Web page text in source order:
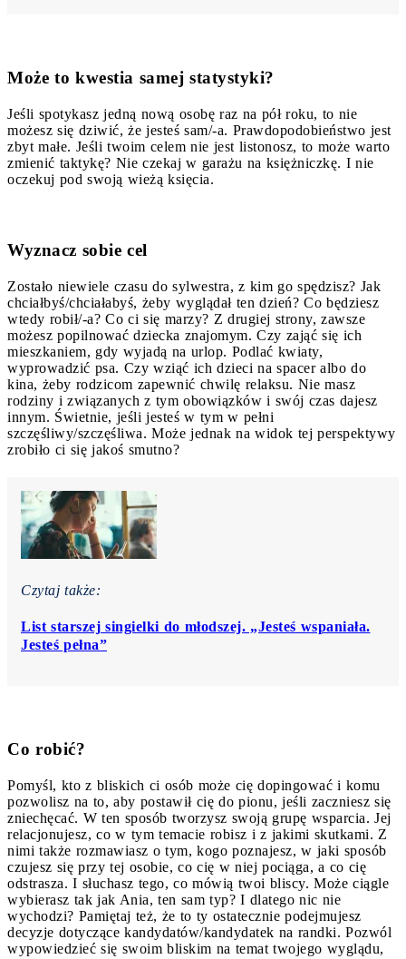
Może to kwestia samej statystyki?
Jeśli spotykasz jedną nową osobę raz na pół roku, to nie
możesz się dziwić, że jesteś sam/-a. Prawdopodobieństwo jest
zbyt małe. Jeśli twoim celem nie jest listonosz, to może warto
zmienić taktykę? Nie czekaj w garażu na księżniczkę. I nie
oczekuj pod swoją wieżą księcia.
Wyznacz sobie cel
Zostało niewiele czasu do sylwestra, z kim go spędzisz? Jak
chciałbyś/chciałabyś, żeby wyglądał ten dzień? Co będziesz
wtedy robił/-a? Co ci się marzy? Z drugiej strony, zawsze
możesz popilnować dziecka znajomym. Czy zająć się ich
mieszkaniem, gdy wyjadą na urlop. Podlać kwiaty,
wyprowadzić psa. Czy wziąć ich dzieci na spacer albo do
kina, żeby rodzicom zapewnić chwilę relaksu. Nie masz
rodziny i związanych z tym obowiązków i swój czas dajesz
innym. Świetnie, jeśli jesteś w tym w pełni
szczęśliwy/szczęśliwa. Może jednak na widok tej perspektywy
zrobiło ci się jakoś smutno?
Czytaj także:
List starszej singielki do młodszej. „Jesteś wspaniała.
Jesteś pełna”
Co robić?
Pomyśl, kto z bliskich ci osób może cię dopingować i komu
pozwolisz na to, aby postawił cię do pionu, jeśli zaczniesz się
zniechęcać. W ten sposób tworzysz swoją grupę wsparcia. Jej
relacjonujesz, co w tym temacie robisz i z jakimi skutkami. Z
nimi także rozmawiasz o tym, kogo poznajesz, w jaki sposób
czujesz się przy tej osobie, co cię w niej pociąga, a co cię
odstrasza. I słuchasz tego, co mówią twoi bliscy. Może ciągle
wybierasz tak jak Ania, ten sam typ? I dlatego nic nie
wychodzi? Pamiętaj też, że to ty ostatecznie podejmujesz
decyzje dotyczące kandydatów/kandydatek na randki. Pozwól
wypowiedzieć się swoim bliskim na temat twojego wyglądu,